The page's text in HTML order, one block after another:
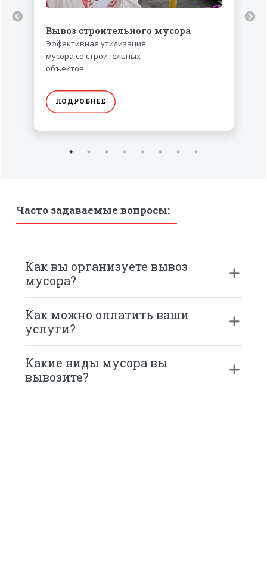
Вывоз строительного мусора
Эффективная утилизация
мусора со строительных
объектов.
ПОДРОБНЕЕ
Часто задаваемые вопросы:
Как вы организуете вывоз
мусора?
Как можно оплатить ваши
услуги?
Какие виды мусора вы
вывозите?